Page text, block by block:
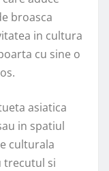
broasca
in cultura
cu sine o
asiatica
in spatiul
culturala
trecutul si